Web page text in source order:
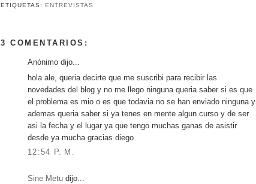
ETIQUETAS: ENTREVISTAS
3 COMENTARIOS:
Anónimo dijo...
hola ale, queria decirte que me suscribi para recibir las
novedades del blog y no me llego ninguna queria saber si es que
el problema es mio o es que todavia no se han enviado ninguna y
ademas queria saber si ya tenes en mente algun curso y de ser
asi la fecha y el lugar ya que tengo muchas ganas de asistir
desde ya mucha gracias diego
12:54 P. M.
Sine Metu dijo...